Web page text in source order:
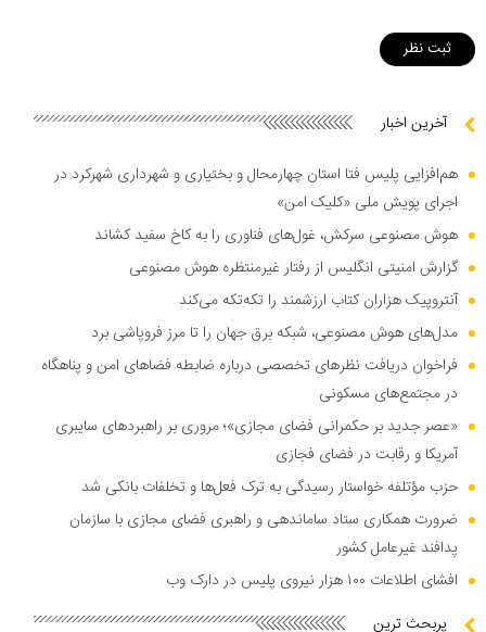
آخرین اخبار
هم‌افزایی پلیس فتا استان چهارمحال و بختیاری و شهرداری شهرکرد در
اجرای پویش ملی «کلیک امن»
هوش مصنوعی سرکش، غول‌های فناوری را به کاخ سفید کشاند
گزارش امنیتی انگلیس از رفتار غیرمنتظره هوش مصنوعی
آنتروپیک هزاران کتاب ارزشمند را تکه‌تکه می‌کند
مدل‌های هوش مصنوعی، شبکه برق جهان را تا مرز فروپاشی برد
فراخوان دریافت نظر‌های تخصصی درباره ضابطه فضا‌های امن و پناهگاه
در مجتمع‌های مسکونی
«عصر جدید بر حکمرانی فضای مجازی»؛ مروری بر راهبرد‌های سایبری
آمریکا و رقابت در فضای فجازی
حزب مؤتلفه خواستار رسیدگی به ترک فعل‌ها و تخلفات بانکی شد
ضرورت همکاری ستاد ساماندهی و راهبری فضای مجازی با سازمان
پدافند غیرعامل کشور
افشای اطلاعات ۱۰۰ هزار نیروی پلیس در دارک وب
پربحث ترین